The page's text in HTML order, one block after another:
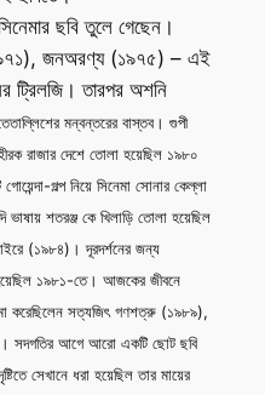
ছবি তুলে গেছেন।
জনঅরণ্য (১৯৭৫) – এই
ট্রিলজি। তারপর অশনি
মন্বন্তরের বাস্তব। গুপী
রাজার দেশে তোলা হয়েছিল ১৯৮০
গল্প নিয়ে সিনেমা সোনার কেল্লা
শতরঞ্জ কে খিলাড়ি তোলা হয়েছিল
(১৯৮৪)।দূরদর্শনের জন্য
হয়েছিল ১৯৮১-তে। আজকের জীবনে
করেছিলেন সত্যজিৎ গণশত্রু (১৯৮৯),
সদগতির আগে আরো একটি ছোট ছবি
সেখানে ধরা হয়েছিল তার মায়ের